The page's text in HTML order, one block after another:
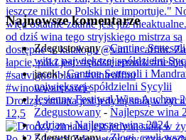
Drodzy, zmiana jest jedyną stałą w
12,5
Najnowsze komentarze
Zdegustowany-Cantine
win z największej spółdzielni
jacek-Cantine Settesoli i
największej spółdzielni Sycylii
Jesienny Festiwal Wina Auchan
Zdegustowany - Najlepsze wina
Adrian-Najlepsze wina 2024
Zdegustowany-Złogi, czyli